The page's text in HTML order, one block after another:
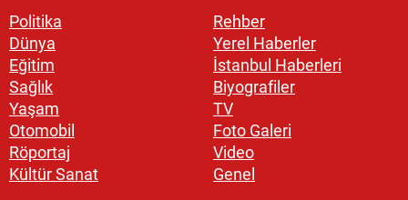
Politika
Dünya
Eğitim
Sağlık
Yaşam
Otomobil
Röportaj
Kültür Sanat
Rehber
Yerel Haberler
İstanbul Haberleri
Biyografiler
TV
Foto Galeri
Video
Genel